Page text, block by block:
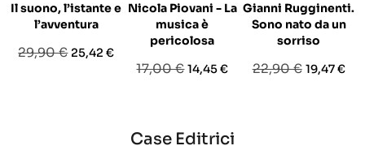
Il suono, l’istante e
l’avventura
Prezzo
29,90 € Prezzo
25,42 €
Nicola Piovani - La
musica è
pericolosa
Prezzo
17,00 €Prezzo
14,45 €
Gianni Rugginenti.
Sono nato da un
sorriso
Prezzo
22,90 € Prezzo
19,47 €
Case Editrici